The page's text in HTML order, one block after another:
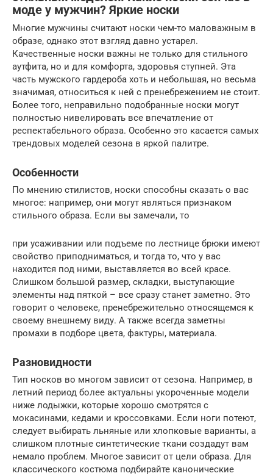
моде у мужчин? Яркие носки
Многие мужчины считают носки чем-то маловажным в
образе, однако этот взгляд давно устарел.
Качественные носки важны не только для стильного
аутфита, но и для комфорта, здоровья ступней. Эта
часть мужского гардероба хоть и небольшая, но весьма
значимая, относиться к ней с пренебрежением не стоит.
Более того, неправильно подобранные носки могут
полностью нивелировать все впечатление от
респектабельного образа. Особенно это касается самых
трендовых моделей сезона в яркой палитре.
Особенности
По мнению стилистов, носки способны сказать о вас
многое: например, они могут являться признаком
стильного образа. Если вы замечали, то
при усаживании или подъеме по лестнице брюки имеют
свойство приподниматься, и тогда то, что у вас
находится под ними, выставляется во всей красе.
Слишком большой размер, складки, выступающие
элементы над пяткой – все сразу станет заметно. Это
говорит о человеке, пренебрежительно относящемся к
своему внешнему виду. А также всегда заметны
промахи в подборе цвета, фактуры, материала.
Разновидности
Тип носков во многом зависит от сезона. Например, в
летний период более актуальны укороченные модели
ниже лодыжки, которые хорошо смотрятся с
мокасинами, кедами и кроссовками. Если ноги потеют,
следует выбирать льняные или хлопковые варианты, а
слишком плотные синтетические ткани создадут вам
немало проблем. Многое зависит от цели образа. Для
классического костюма подбирайте канонические